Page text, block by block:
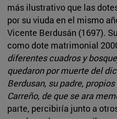
más ilustrativo que las
por su viuda en el mismo
Vicente Berdusán (1697).
como dote matrimonial
diferentes cuadros y
quedaron por muerte del
Berdusan, su padre,
Carreño, de que se ara
parte, percibiría junto a